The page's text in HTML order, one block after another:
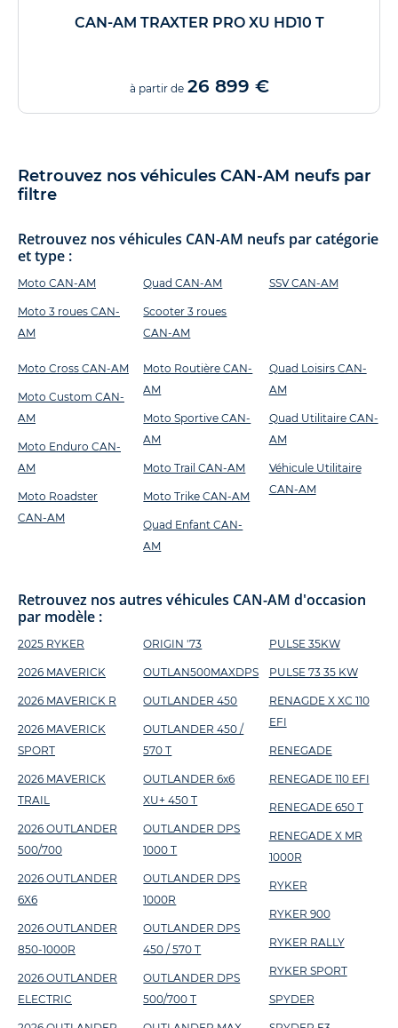
CAN-AM TRAXTER PRO XU HD10 T
à partir de 26 899 €
Retrouvez nos véhicules CAN-AM neufs par
filtre
Retrouvez nos véhicules CAN-AM neufs par catégorie
et type :
Moto CAN-AM
Moto 3 roues CAN-
AM
Quad CAN-AM
Scooter 3 roues
CAN-AM
SSV CAN-AM
Moto Cross CAN-AM
Moto Custom CAN-
AM
Moto Enduro CAN-
AM
Moto Roadster
CAN-AM
Moto Routière CAN-
AM
Moto Sportive CAN-
AM
Moto Trail CAN-AM
Moto Trike CAN-AM
Quad Enfant CAN-
AM
Quad Loisirs CAN-
AM
Quad Utilitaire CAN-
AM
Véhicule Utilitaire
CAN-AM
Retrouvez nos autres véhicules CAN-AM d'occasion
par modèle :
2025 RYKER
2026 MAVERICK
2026 MAVERICK R
2026 MAVERICK
SPORT
2026 MAVERICK
TRAIL
2026 OUTLANDER
500/700
2026 OUTLANDER
6X6
2026 OUTLANDER
850-1000R
2026 OUTLANDER
ELECTRIC
ORIGIN '73
OUTLAN500MAXDPS
OUTLANDER 450
OUTLANDER 450 /
570 T
OUTLANDER 6x6
XU+ 450 T
OUTLANDER DPS
1000 T
OUTLANDER DPS
1000R
OUTLANDER DPS
450 / 570 T
OUTLANDER DPS
500/700 T
PULSE 35KW
PULSE 73 35 KW
RENAGDE X XC 110
EFI
RENEGADE
RENEGADE 110 EFI
RENEGADE 650 T
RENEGADE X MR
1000R
RYKER
RYKER 900
RYKER RALLY
RYKER SPORT
SPYDER